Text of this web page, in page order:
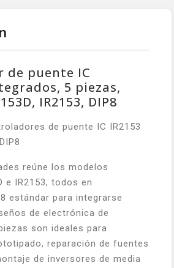
de puente IC
5 piezas,
IR2153, DIP8
reúne los modelos
e IR2153, todos en
estándar para integrarse
de electrónica de
son ideales para
reparación de fuentes
de inversores de media